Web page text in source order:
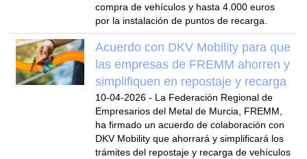
compra de vehículos y hasta 4.000 euros
por la instalación de puntos de recarga.
Acuerdo con DKV Mobility para que
las empresas de FREMM ahorren y
simplifiquen en repostaje y recarga
10-04-2026 - La Federación Regional de
Empresarios del Metal de Murcia, FREMM,
ha firmado un acuerdo de colaboración con
DKV Mobility que ahorrará y simplificará los
trámites del repostaje y recarga de vehículos